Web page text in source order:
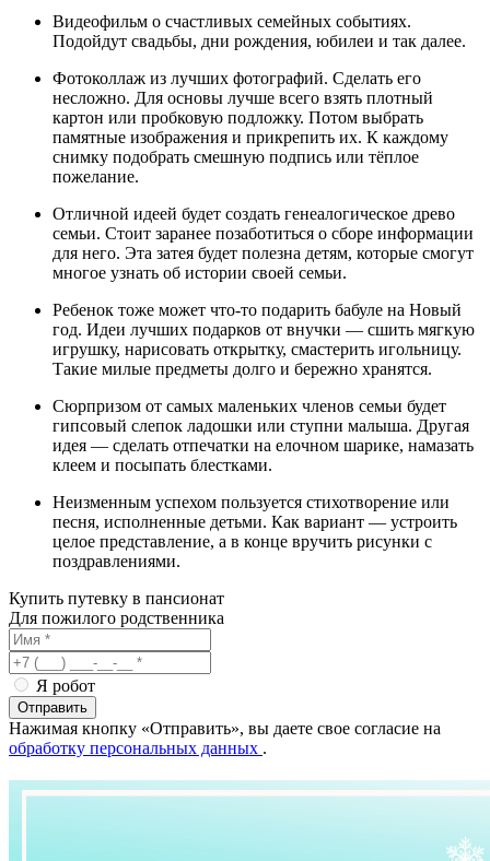
Видеофильм о счастливых семейных событиях.
Подойдут свадьбы, дни рождения, юбилеи и так далее.
Фотоколлаж из лучших фотографий. Сделать его
несложно. Для основы лучше всего взять плотный
картон или пробковую подложку. Потом выбрать
памятные изображения и прикрепить их. К каждому
снимку подобрать смешную подпись или тёплое
пожелание.
Отличной идеей будет создать генеалогическое древо
семьи. Стоит заранее позаботиться о сборе информации
для него. Эта затея будет полезна детям, которые смогут
многое узнать об истории своей семьи.
Ребенок тоже может что-то подарить бабуле на Новый
год. Идеи лучших подарков от внучки — сшить мягкую
игрушку, нарисовать открытку, смастерить игольницу.
Такие милые предметы долго и бережно хранятся.
Сюрпризом от самых маленьких членов семьи будет
гипсовый слепок ладошки или ступни малыша. Другая
идея — сделать отпечатки на елочном шарике, намазать
клеем и посыпать блестками.
Неизменным успехом пользуется стихотворение или
песня, исполненные детьми. Как вариант — устроить
целое представление, а в конце вручить рисунки с
поздравлениями.
Купить путевку в пансионат
Для пожилого родственника
Я робот
Отправить
Нажимая кнопку «Отправить», вы даете свое согласие на
обработку персональных данных .